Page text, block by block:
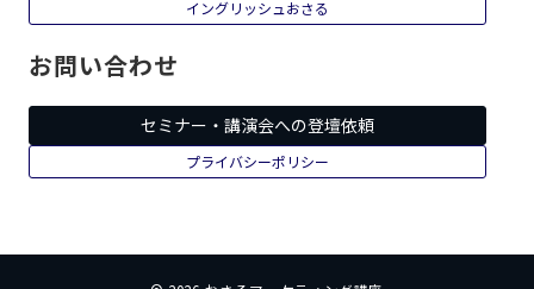
イングリッシュおさる
お問い合わせ
セミナー・講演会への登壇依頼
プライバシーポリシー